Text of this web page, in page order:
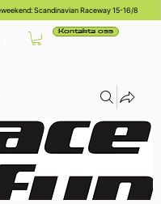
Scandinavian Raceway 15-16/8
Kontakta oss